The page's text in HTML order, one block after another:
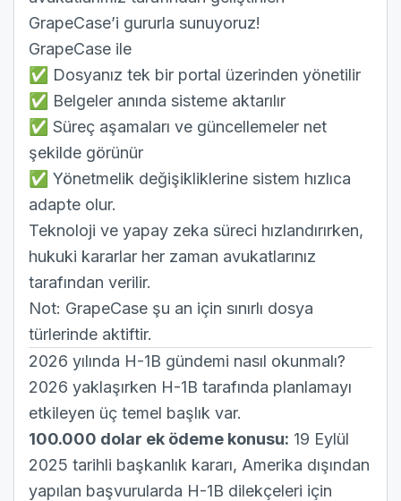
GrapeCase’i gururla sunuyoruz!
GrapeCase ile
✅ Dosyanız tek bir portal üzerinden yönetilir
✅ Belgeler anında sisteme aktarılır
✅ Süreç aşamaları ve güncellemeler net
şekilde görünür
✅ Yönetmelik değişikliklerine sistem hızlıca
adapte olur.
Teknoloji ve yapay zeka süreci hızlandırırken,
hukuki kararlar her zaman avukatlarınız
tarafından verilir.
Not: GrapeCase şu an için sınırlı dosya
türlerinde aktiftir.
2026 yılında H-1B gündemi nasıl okunmalı?
2026 yaklaşırken H-1B tarafında planlamayı
etkileyen üç temel başlık var.
100.000 dolar ek ödeme konusu: 19 Eylül
2025 tarihli başkanlık kararı, Amerika dışından
yapılan başvurularda H-1B dilekçeleri için